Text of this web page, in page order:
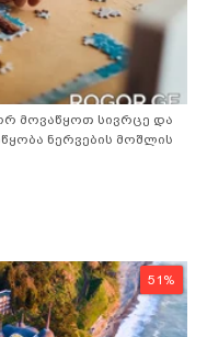
მოვაწყოთ სივრცე და
ნერვების მოშლის
51%